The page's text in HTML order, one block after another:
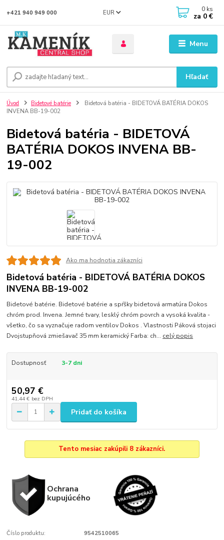
Menu
EUR
Hľadať
+421 940 949 000 0 ks
za 0 €
Úvod Bidetové batérie
Bidetová batéria - BIDETOVÁ BATÉRIA DOKOS
INVENA BB-19-002
Bidetová batéria - BIDETOVÁ
BATÉRIA DOKOS INVENA BB-
19-002
Ako ma hodnotia zákazníci
Bidetová batéria - BIDETOVÁ BATÉRIA DOKOS
INVENA BB-19-002
Bidetové batérie. Bidetové batérie a spŕšky bidetová armatúra Dokos
chróm prod. Invena. Jemné tvary, lesklý chróm povrch a vysoká kvalita -
všetko, čo sa vyznačuje radom ventilov Dokos . Vlastnosti Páková stojaci
Dvojstupňová zmiešavač 35 mm keramický Farba: ch... celý popis
Dostupnosť 3-7 dni
50,97 €
41,44 € bez DPH
Pridať do košíka
Tento mesiac zakúpili 8 zákazníci.
Ochrana
kupujúcého
Číslo produktu: 9542510065